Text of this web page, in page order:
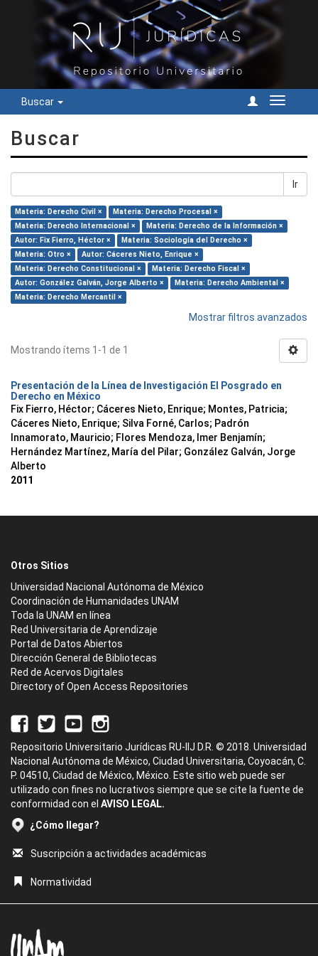
Buscar
Cambiar
Buscar
Ir
Materia: Derecho Civil ×
Materia: Derecho Procesal ×
Materia: Derecho Internacional ×
Materia: Derecho de la Información ×
Autor: Fix Fierro, Héctor ×
Materia: Sociología del Derecho ×
Materia: Otro ×
Autor: Cáceres Nieto, Enrique ×
Materia: Derecho Constitucional ×
Materia: Derecho Fiscal ×
Autor: González Galván, Jorge Alberto ×
Materia: Derecho Ambiental ×
Materia: Derecho Mercantil ×
Mostrar filtros avanzados
Mostrando ítems 1-1 de 1
Presentación de la Línea de Investigación El Posgrado en
Derecho en México
Fix Fierro, Héctor; Cáceres Nieto, Enrique; Montes, Patricia;
Cáceres Nieto, Enrique; Silva Forné, Carlos; Padrón
Innamorato, Mauricio; Flores Mendoza, Imer Benjamín;
Hernández Martínez, María del Pilar; González Galván, Jorge
Alberto
2011
Otros Sitios
Universidad Nacional Autónoma de México
Coordinación de Humanidades UNAM
Toda la UNAM en línea
Red Universitaria de Aprendizaje
Portal de Datos Abiertos
Dirección General de Bibliotecas
Red de Acervos Digitales
Directory of Open Access Repositories
Repositorio Universitario Jurídicas RU-IIJ D.R. © 2018. Universidad
Nacional Autónoma de México, Ciudad Universitaria, Coyoacán, C.
P. 04510, Ciudad de México, México. Este sitio web puede ser
utilizado con fines no lucrativos siempre que se cite la fuente de
conformidad con el AVISO LEGAL.
¿Cómo llegar?
Suscripción a actividades académicas
Normatividad